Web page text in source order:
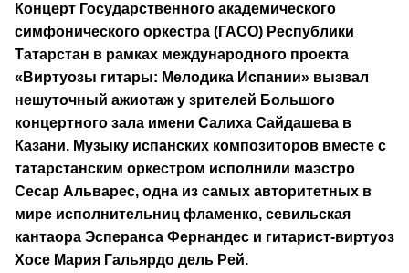
Концерт Государственного академического
симфонического оркестра (ГАСО) Республики
Татарстан в рамках международного проекта
«Виртуозы гитары: Мелодика Испании» вызвал
нешуточный ажиотаж у зрителей Большого
концертного зала имени Салиха Сайдашева в
Казани. Музыку испанских композиторов вместе с
татарстанским оркестром исполнили маэстро
Сесар Альварес, одна из самых авторитетных в
мире исполнительниц фламенко, севильская
кантаора Эсперанса Фернандес и гитарист-виртуоз
Хосе Мария Гальярдо дель Рей.